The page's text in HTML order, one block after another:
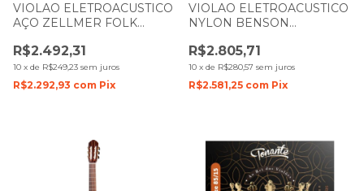
VIOLAO ELETROACUSTICO
AÇO ZELLMER FOLK
PROVENANCE
MAHOGANY ARMREST
BRILHO COM CAPA
R$2.492,31
10 x de R$249,23 sem juros
R$2.292,93 com Pix
VIOLAO ELETROACUSTICO
NYLON BENSON
SOLIDO NATURAL
R$2.805,71
10 x de R$280,57 sem juros
R$2.581,25 com Pix